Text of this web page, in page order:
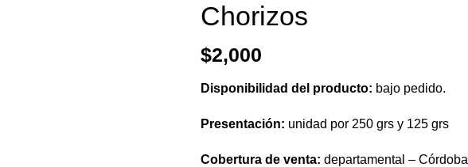
Chorizos
$2,000
Disponibilidad del producto: bajo pedido.
Presentación: unidad por 250 grs y 125 grs
Cobertura de venta: departamental – Córdoba